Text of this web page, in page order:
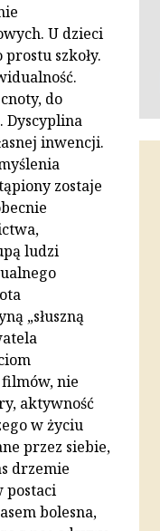
U dzieci
szkoły.
do
Dyscyplina
inwencji.
zostaje
ludzi
„słuszną
nie
aktywność
w życiu
przez siebie,
drzemie
postaci
bolesna,